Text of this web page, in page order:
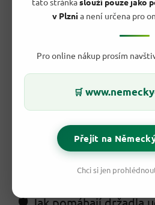
v Plznia není určena pro
Pro online nákup prosím
🛒
Přejít na